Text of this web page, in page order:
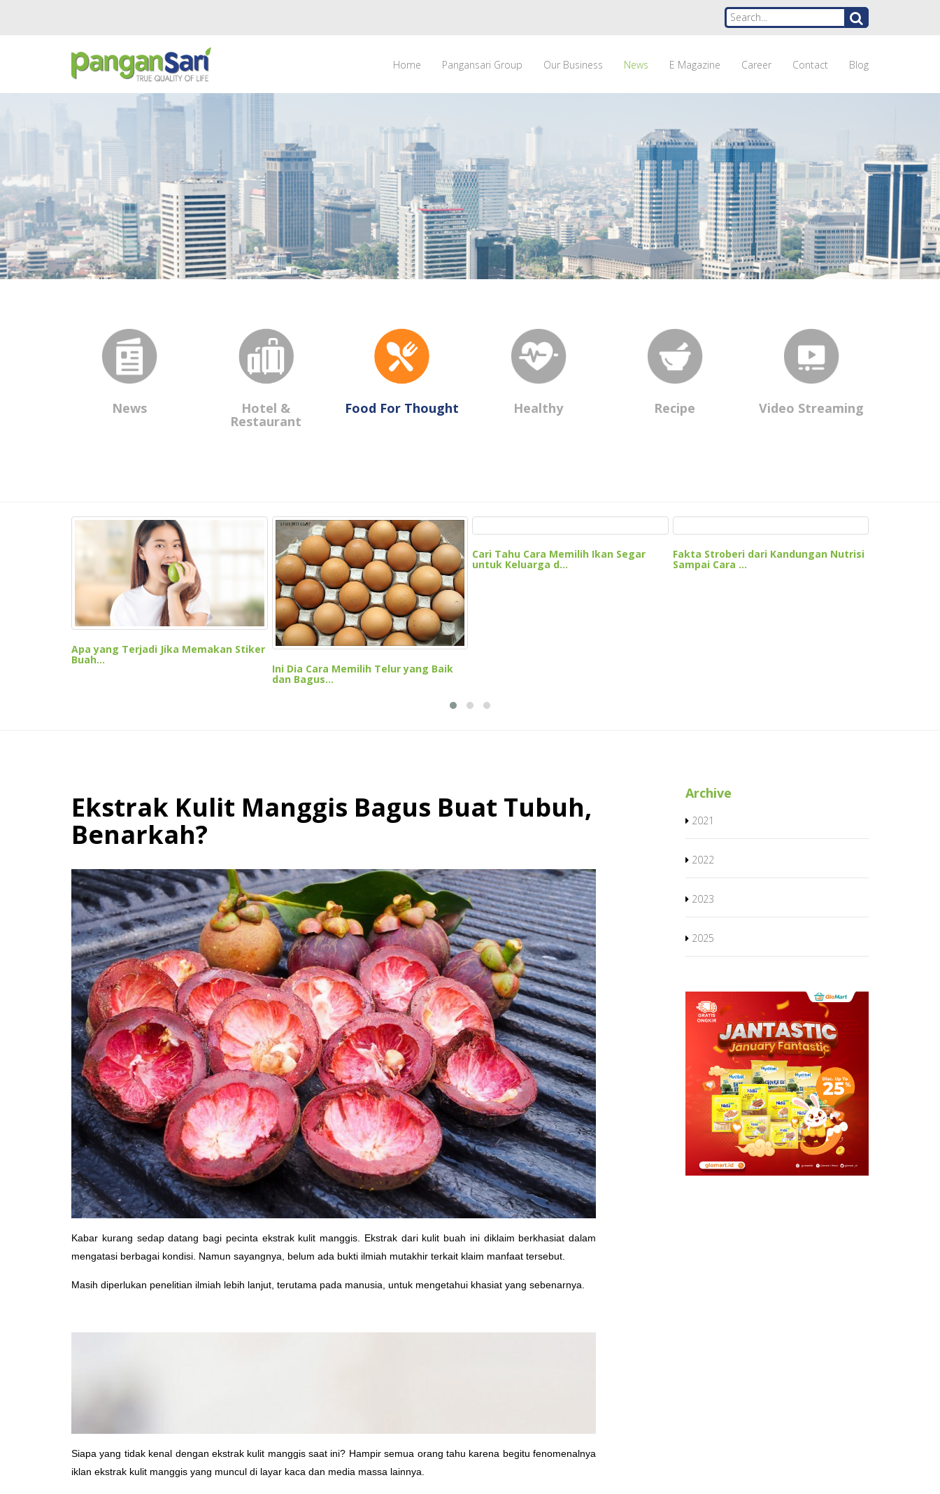
Home Pangansari Group Our Business News E Magazine Career Contact Blog
News Hotel &
Restaurant
Food For Thought Healthy Recipe Video Streaming
Apa yang Terjadi Jika Memakan Stiker
Buah...
Ini Dia Cara Memilih Telur yang Baik
dan Bagus...
Cari Tahu Cara Memilih Ikan Segar
untuk Keluarga d...
Fakta Stroberi dari Kandungan Nutrisi
Sampai Cara ...
Ekstrak Kulit Manggis Bagus Buat Tubuh,
Benarkah?
Kabar kurang sedap datang bagi pecinta ekstrak kulit manggis. Ekstrak dari kulit buah ini diklaim berkhasiat dalam
mengatasi berbagai kondisi. Namun sayangnya, belum ada bukti ilmiah mutakhir terkait klaim manfaat tersebut.
Masih diperlukan penelitian ilmiah lebih lanjut, terutama pada manusia, untuk mengetahui khasiat yang sebenarnya.
Siapa yang tidak kenal dengan ekstrak kulit manggis saat ini? Hampir semua orang tahu karena begitu fenomenalnya
iklan ekstrak kulit manggis yang muncul di layar kaca dan media massa lainnya.
Archive
2021
2022
2023
2025